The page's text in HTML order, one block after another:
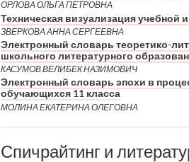
ОРЛОВА ОЛЬГА ПЕТРОВНА
Техническая визуализация
ЗВЕРКОВА АННА СЕРГЕЕВНА
Электронный словарь теоретико-
школьного литературного
КАСУМОВ ВЕЛИБЕК НАЗИМОВИЧ
Электронный словарь эпохи в
обучающихся 11 класса
МОЛИНА ЕКАТЕРИНА ОЛЕГОВНА
Спичрайтинг и